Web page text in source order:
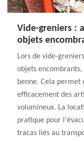
Vide-greniers :
objets
Lors de vide-
objets
benne. Cela permet
efficacement des
volumineux. La
pratique pour
tracas liés au